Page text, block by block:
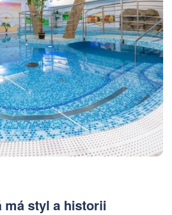
má styl a historii